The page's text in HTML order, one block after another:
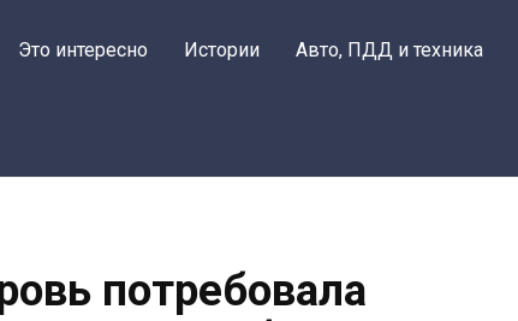
Это интересно Истории Авто, ПДД и техника
потребовала